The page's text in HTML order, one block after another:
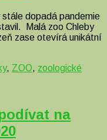
dopadá pandemie
Malá zoo Chleby
zase otevírá unikátní
, ZOO, zoologické
na